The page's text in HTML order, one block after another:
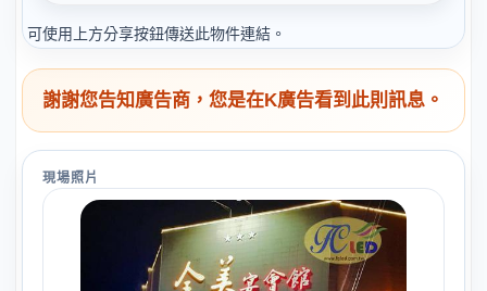
可使用上方分享按鈕傳送此物件連結。
謝謝您告知廣告商，您是在K廣告看到此則訊息。
現場照片